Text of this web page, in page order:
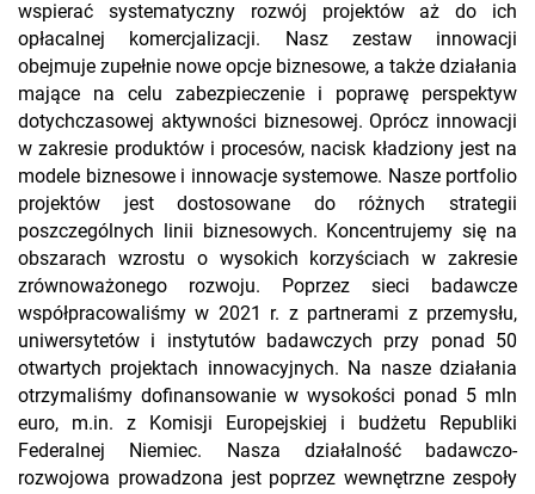
wspierać systematyczny rozwój projektów aż do ich
opłacalnej komercjalizacji. Nasz zestaw innowacji
obejmuje zupełnie nowe opcje biznesowe, a także działania
mające na celu zabezpieczenie i poprawę perspektyw
dotychczasowej aktywności biznesowej. Oprócz innowacji
w zakresie produktów i procesów, nacisk kładziony jest na
modele biznesowe i innowacje systemowe. Nasze portfolio
projektów jest dostosowane do różnych strategii
poszczególnych linii biznesowych. Koncentrujemy się na
obszarach wzrostu o wysokich korzyściach w zakresie
zrównoważonego rozwoju. Poprzez sieci badawcze
współpracowaliśmy w 2021 r. z partnerami z przemysłu,
uniwersytetów i instytutów badawczych przy ponad 50
otwartych projektach innowacyjnych. Na nasze działania
otrzymaliśmy dofinansowanie w wysokości ponad 5 mln
euro, m.in. z Komisji Europejskiej i budżetu Republiki
Federalnej Niemiec. Nasza działalność badawczo-
rozwojowa prowadzona jest poprzez wewnętrzne zespoły